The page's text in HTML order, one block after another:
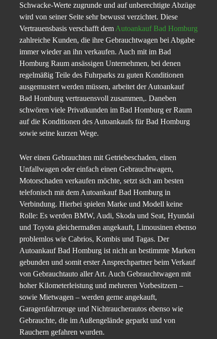
Schwacke-Werte zugrunde und auf unberechtigte Abzüge
wird von seiner Seite sehr bewusst verzichtet. Diese
Vertrauensbasis verschafft dem Autoankauf Bad Homburg
zahlreiche Kunden, die ihre Gebrauchtwagen bei Abgabe
immer wieder an ihn verkaufen. Auch mit im Bad
Homburg Raum ansässigen Unternehmen, bei denen
regelmäßig Teile des Fuhrparks zu guten Konditionen
ausgemustert werden müssen, arbeitet der Autoankauf
Bad Homburg vertrauensvoll zusammen,. Daneben
schwören viele Privatkunden im Bad Homburg er Raum
auf die Konditionen des Autoankaufs für Bad Homburg
sowie seine kurzen Wege.
Wer einen Gebrauchten mit Getriebeschaden, einen
Unfallwagen oder einfach einen Gebrauchtwagen,
Motorschaden verkaufen möchte, setzt sich am besten
telefonisch mit dem Autoankauf Bad Homburg in
Verbindung. Hierbei spielen Marke und Modell keine
Rolle: Es werden BMW, Audi, Skoda und Seat, Hyundai
und Toyota gleichermaßen angekauft, Limousinen ebenso
problemlos wie Cabrios, Kombis und Tagas. Der
Autoankauf Bad Homburg ist nicht an bestimmte Marken
gebunden und somit erster Ansprechpartner beim Verkauf
von Gebrauchtauto aller Art. Auch Gebrauchtwagen mit
hoher Kilometerleistung und mehreren Vorbesitzern –
sowie Mietwagen – werden gerne angekauft,
Garagenfahrzeuge und Nichtraucherautos ebenso wie
Gebrauchte, die im Außengelände geparkt und von
Rauchern gefahren wurden.